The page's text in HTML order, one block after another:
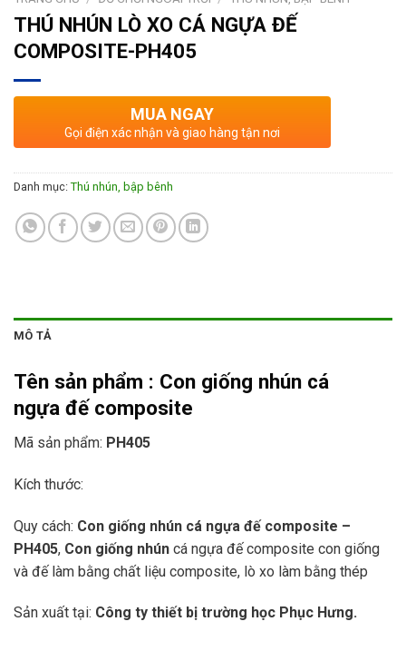
THÚ NHÚN LÒ XO CÁ NGỰA ĐẾ
COMPOSITE-PH405
MUA NGAY
Gọi điện xác nhận và giao hàng tận nơi
Danh mục: Thú nhún, bập bênh
MÔ TẢ
Tên sản phẩm : Con giống nhún cá
ngựa đế composite
Mã sản phẩm: PH405
Kích thước:
Quy cách: Con giống nhún cá ngựa đế composite –
PH405, Con giống nhún cá ngựa đế composite con giống
và đế làm bằng chất liệu composite, lò xo làm bằng thép
Sản xuất tại: Công ty thiết bị trường học Phục Hưng.